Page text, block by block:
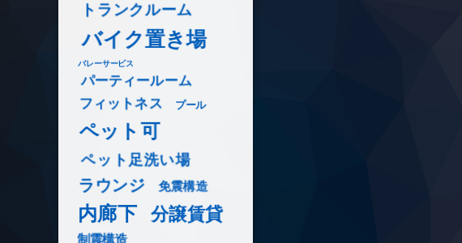
トランクルーム
バイク置き場
バレーサービス
パーティールーム
フィットネス プール
ペット可
ペット足洗い場
ラウンジ 免震構造
内廊下 分譲賃貸
制震構造